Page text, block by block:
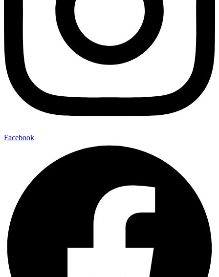
Facebook